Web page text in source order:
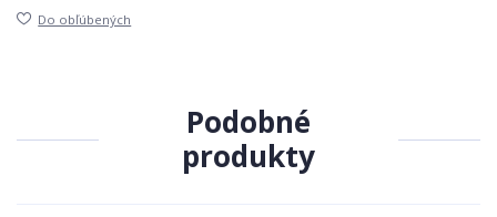
Do obľúbených
Podobné
produkty